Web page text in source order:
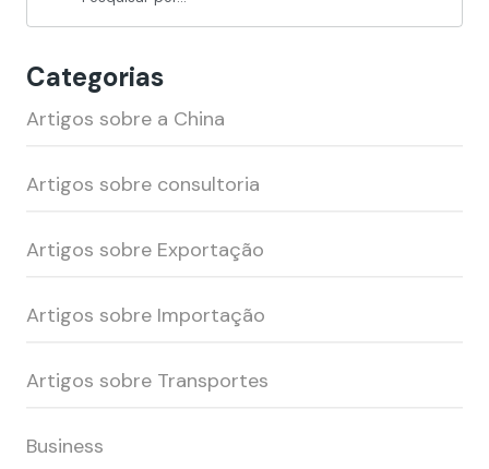
Categorias
Artigos sobre a China
Artigos sobre consultoria
Artigos sobre Exportação
Artigos sobre Importação
Artigos sobre Transportes
Business